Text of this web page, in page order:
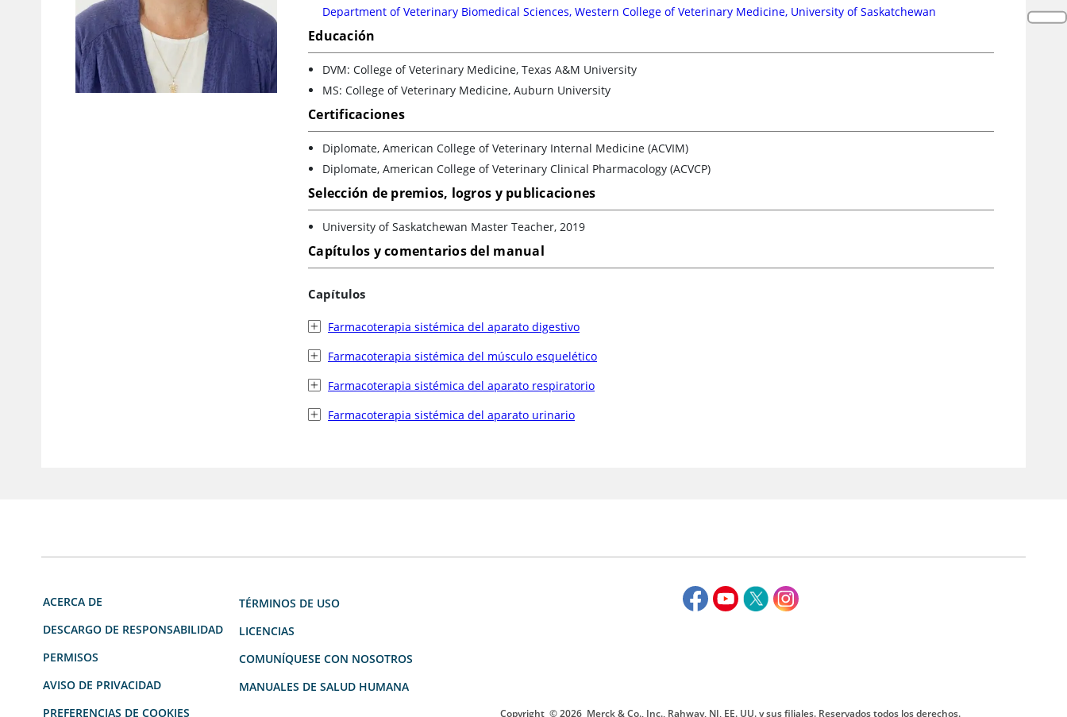
Department of Veterinary Biomedical Sciences, Western College of Veterinary Medicine, University of Saskatchewan
Educación
DVM: College of Veterinary Medicine, Texas A&M University
MS: College of Veterinary Medicine, Auburn University
Certificaciones
Diplomate, American College of Veterinary Internal Medicine (ACVIM)
Diplomate, American College of Veterinary Clinical Pharmacology (ACVCP)
Selección de premios, logros y publicaciones
University of Saskatchewan Master Teacher, 2019
Capítulos y comentarios del manual
Capítulos
Farmacoterapia sistémica del aparato digestivo
Farmacoterapia sistémica del músculo esquelético
Farmacoterapia sistémica del aparato respiratorio
Farmacoterapia sistémica del aparato urinario
ACERCA DE
DESCARGO DE RESPONSABILIDAD
PERMISOS
AVISO DE PRIVACIDAD
PREFERENCIAS DE COOKIES
TÉRMINOS DE USO
LICENCIAS
COMUNÍQUESE CON NOSOTROS
MANUALES DE SALUD HUMANA
Copyright © 2026 Merck & Co., Inc., Rahway, NJ, EE. UU. y sus filiales. Reservados todos los derechos.